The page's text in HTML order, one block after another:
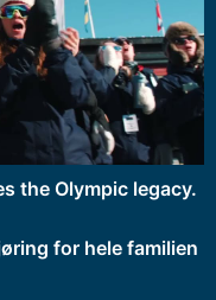
the Olympic legacy.
for hele familien